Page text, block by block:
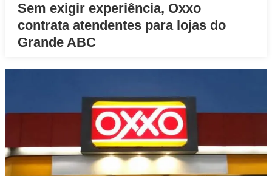
Sem exigir experiência, Oxxo
contrata atendentes para lojas do
Grande ABC